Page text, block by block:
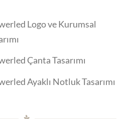
Logo ve Kurumsal
Çanta Tasarımı
Ayaklı Notluk Tasarımı